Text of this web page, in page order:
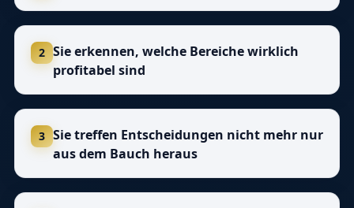
2 Sie erkennen, welche Bereiche wirklich
profitabel sind
3 Sie treffen Entscheidungen nicht mehr nur
aus dem Bauch heraus